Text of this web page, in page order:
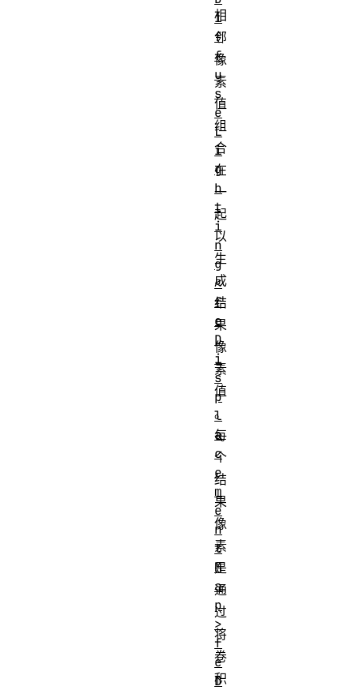
相
邻
像
素
值
组
合
在
一
起
以
生
成
结
果
像
素
值
。
每
个
结
果
像
素
是
通
过
将
卷
积
i
f
f
u
s
e
L
i
g
h
t
i
n
g
<
f
e
D
i
s
p
l
a
c
e
m
e
n
t
M
a
p
>
f
e
D